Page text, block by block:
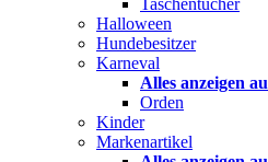
Taschentücher
Halloween
Hundebesitzer
Karneval
Alles anzeigen
Orden
Kinder
Markenartikel